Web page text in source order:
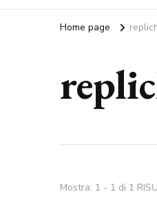
Home page
Mostra: 1 - 1 di 1